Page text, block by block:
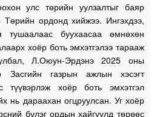
улс төрийн уулзалтыг баяр
ордонд хийжээ. Ингэхдээ,
буухаасаа өмнөхөн
хоёр боть эмхэтгэлээ тарааж
Л.Оюун-Эрдэнэ 2025 оны
Засгийн газрын ажлын хэсэгт
түүвэрлэж хоёр боть эмхэтгэл
нь дараахан огцруулсан. Уг хоёр
бүлэг ордын хайгуулд төрөөс